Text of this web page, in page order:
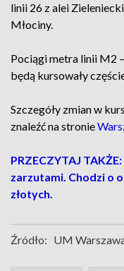
linii 26 z alei
Młociny.
Pociągi metra linii M2
będą kursowały
Szczegóły zmian w
znaleźć na stronie
PRZECZYTAJ
zarzutami. Chodzi o
złotych.
Źródło: UM